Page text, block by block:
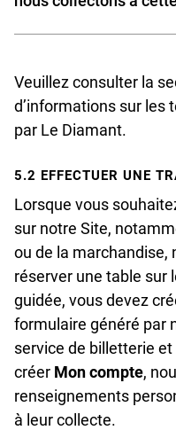
Le navigateur que
Safari, Microsoft
etc.) ;
Le nom de domaine
Internet ;
La date et l’heure
Les pages que vous
L’adresse du site
Site.
Veuillez consulter la
d’informations sur les
par Le Diamant.
5.2 EFFECTUER UNE
Lorsque vous
sur notre Site,
ou de la marchandise,
réserver une table sur
guidée, vous devez
formulaire généré par
service de billetterie
créer Mon compte,
renseignements
à leur collecte.